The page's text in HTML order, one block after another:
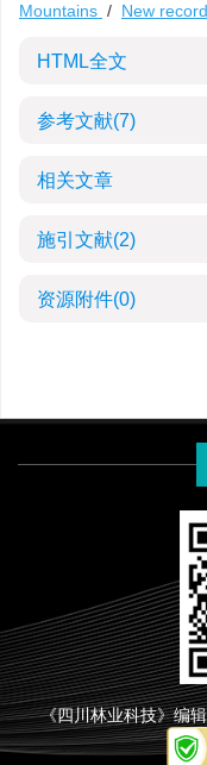
Mountains / New record
HTML全文
参考文献(7)
相关文章
施引文献(2)
资源附件(0)
《四川林业科技》编